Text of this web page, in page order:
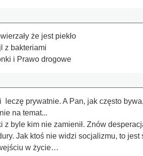
że jest piekło
z bakteriami
i Prawo drogowe
leczę prywatnie. A Pan, jak często
na temat...
z byle kim nie zamienił. Znów
Jak ktoś nie widzi socjalizmu, to
w życie…